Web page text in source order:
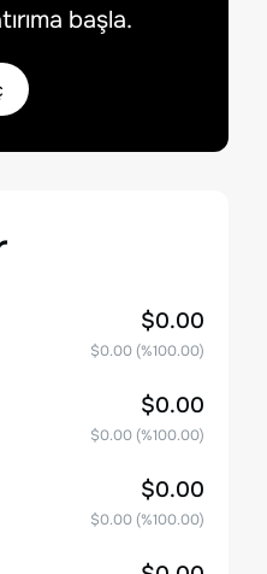
başla.
$0.00
$0.00(%100.00)
$0.00
$0.00(%100.00)
$0.00
$0.00(%100.00)